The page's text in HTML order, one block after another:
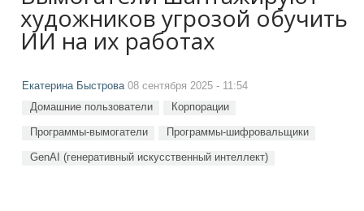
художников угрозой обучить
ИИ на их работах
Екатерина Быстрова08 сентября 2025 - 11:54
Домашние пользователи Корпорации
Программы-вымогатели Программы-шифровальщики
GenAI (генеративный искусственный интеллект)